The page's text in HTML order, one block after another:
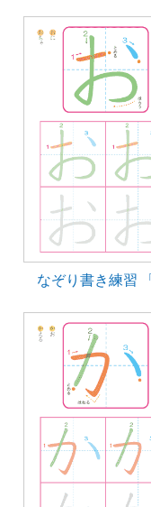
なぞり書き練習